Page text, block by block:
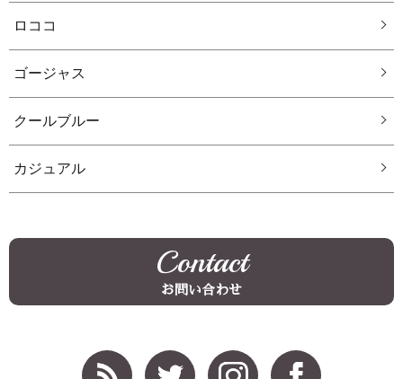
ロココ
ゴージャス
クールブルー
カジュアル
Contact
お問い合わせ